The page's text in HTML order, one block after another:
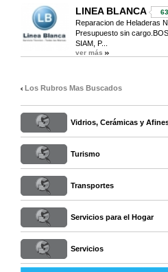
LINEA BLANCA
Reparacion de Heladeras
Presupuesto sin
SIAM, P...
ver más
Los Rubros Mas Buscados
Vidrios, Cerámicas y
Turismo
Transportes
Servicios para el Hogar
Servicios